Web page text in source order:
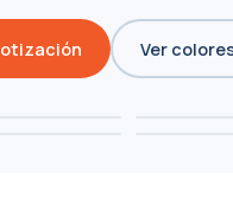
Ver